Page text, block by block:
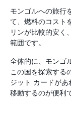
モンゴルへの旅行
て、燃料のコスト
リンが比較的安く
範囲です。
全体的に、モンゴ
この国を探索する
ジット カードが
移動するのが便利